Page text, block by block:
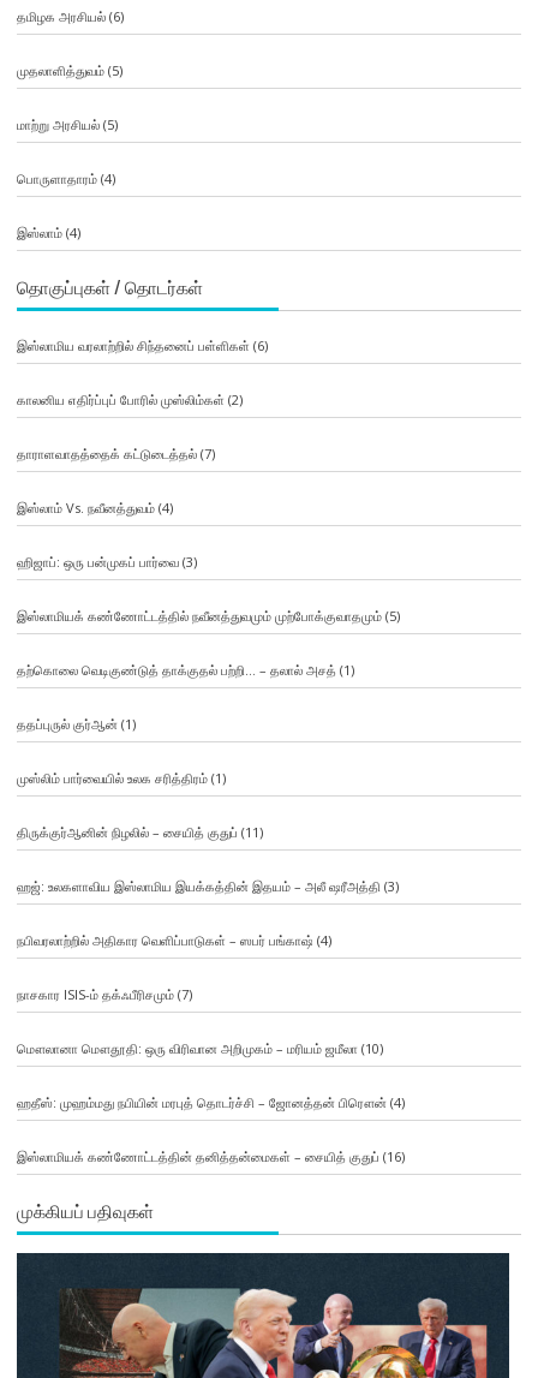
தமிழக அரசியல்(6)
முதலாளித்துவம்(5)
மாற்று அரசியல்(5)
பொருளாதாரம்(4)
இஸ்லாம்(4)
தொகுப்புகள் / தொடர்கள்
இஸ்லாமிய வரலாற்றில் சிந்தனைப் பள்ளிகள் (6)
காலனிய எதிர்ப்புப் போரில் முஸ்லிம்கள் (2)
தாராளவாதத்தைக் கட்டுடைத்தல்(7)
இஸ்லாம் Vs. நவீனத்துவம்(4)
ஹிஜாப்: ஒரு பன்முகப் பார்வை(3)
இஸ்லாமியக் கண்ணோட்டத்தில் நவீனத்துவமும் முற்போக்குவாதமும்(5)
தற்கொலை வெடிகுண்டுத் தாக்குதல் பற்றி… – தலால் அசத் (1)
ததப்புருல் குர்ஆன் (1)
முஸ்லிம் பார்வையில் உலக சரித்திரம்(1)
திருக்குர்ஆனின் நிழலில் – சையித் குதுப் (11)
ஹஜ்: உலகளாவிய இஸ்லாமிய இயக்கத்தின் இதயம் – அலீ ஷரீஅத்தி (3)
நபிவரலாற்றில் அதிகார வெளிப்பாடுகள் – ஸபர் பங்காஷ் (4)
நாசகார ISIS-ம் தக்ஃபீரிசமும்(7)
மௌலானா மௌதூதி: ஒரு விரிவான அறிமுகம் – மரியம் ஜமீலா (10)
ஹதீஸ்: முஹம்மது நபியின் மரபுத் தொடர்ச்சி – ஜோனத்தன் பிரௌன் (4)
இஸ்லாமியக் கண்ணோட்டத்தின் தனித்தன்மைகள் – சையித் குதுப் (16)
முக்கியப் பதிவுகள்